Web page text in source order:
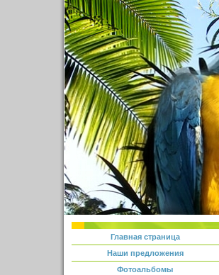
Главная страница
Наши предложения
Фотоальбомы